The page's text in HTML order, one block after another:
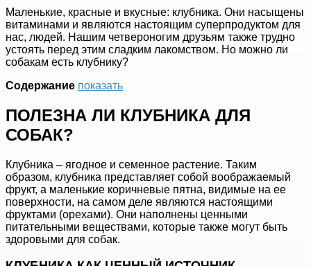
Маленькие, красные и вкусные: клубника. Они насыщены
витаминами и являются настоящим суперпродуктом для
нас, людей. Нашим четвероногим друзьям также трудно
устоять перед этим сладким лакомством. Но можно ли
собакам есть клубнику?
Содержание показать
ПОЛЕЗНА ЛИ КЛУБНИКА ДЛЯ
СОБАК?
Клубника – ягодное и семенное растение. Таким
образом, клубника представляет собой воображаемый
фрукт, а маленькие коричневые пятна, видимые на ее
поверхности, на самом деле являются настоящими
фруктами (орехами). Они наполнены ценными
питательными веществами, которые также могут быть
здоровыми для собак.